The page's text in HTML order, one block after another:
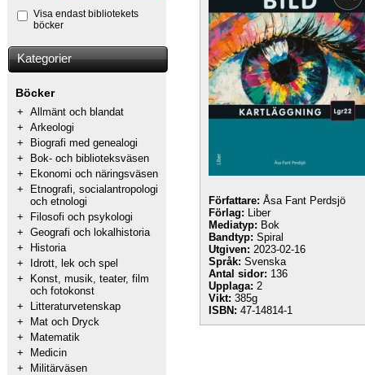
Visa endast bibliotekets
böcker
Kategorier
Böcker
+ Allmänt och blandat
+ Arkeologi
+
Biografi med genealogi
+
Bok- och biblioteksväsen
+
Ekonomi och näringsväsen
+
Etnografi, socialantropologi
och etnologi
+
Filosofi och psykologi
+ Geografi och lokalhistoria
+
Historia
+
Idrott, lek och spel
+
Konst, musik, teater, film
och fotokonst
+
Litteraturvetenskap
+
Mat och Dryck
+
Matematik
+
Medicin
+
Militärväsen
Författare: Åsa Fant Perdsjö
Förlag: Liber
Mediatyp: Bok
Bandtyp: Spiral
Utgiven: 2023-02-16
Språk: Svenska
Antal sidor: 136
Upplaga: 2
Vikt: 385g
ISBN: 47-14814-1